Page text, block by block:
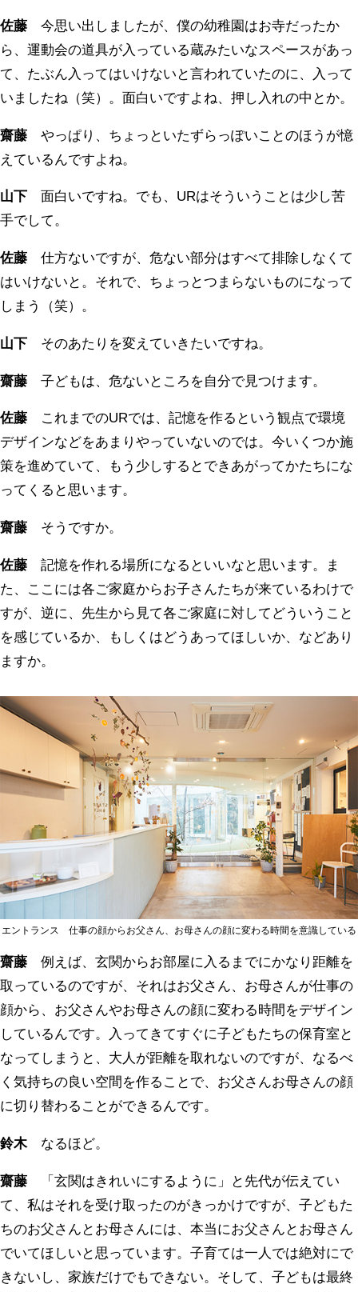
佐藤 今思い出しましたが、僕の幼稚園はお寺だったか
ら、運動会の道具が入っている蔵みたいなスペースがあっ
て、たぶん入ってはいけないと言われていたのに、入って
いましたね（笑）。面白いですよね、押し入れの中とか。
齋藤 やっぱり、ちょっといたずらっぽいことのほうが憶
えているんですよね。
山下 面白いですね。でも、URはそういうことは少し苦
手でして。
佐藤 仕方ないですが、危ない部分はすべて排除しなくて
はいけないと。それで、ちょっとつまらないものになって
しまう（笑）。
山下 そのあたりを変えていきたいですね。
齋藤 子どもは、危ないところを自分で見つけます。
佐藤 これまでのURでは、記憶を作るという観点で環境
デザインなどをあまりやっていないのでは。今いくつか施
策を進めていて、もう少しするとできあがってかたちにな
ってくると思います。
齋藤 そうですか。
佐藤 記憶を作れる場所になるといいなと思います。ま
た、ここには各ご家庭からお子さんたちが来ているわけで
すが、逆に、先生から見て各ご家庭に対してどういうこと
を感じているか、もしくはどうあってほしいか、などあり
ますか。
エントランス 仕事の顔からお父さん、お母さんの顔に変わる時間を意識している
齋藤 例えば、玄関からお部屋に入るまでにかなり距離を
取っているのですが、それはお父さん、お母さんが仕事の
顔から、お父さんやお母さんの顔に変わる時間をデザイン
しているんです。入ってきてすぐに子どもたちの保育室と
なってしまうと、大人が距離を取れないのですが、なるべ
く気持ちの良い空間を作ることで、お父さんお母さんの顔
に切り替わることができるんです。
鈴木なるほど。
齋藤 「玄関はきれいにするように」と先代が伝えてい
て、私はそれを受け取ったのがきっかけですが、子どもた
ちのお父さんとお母さんには、本当にお父さんとお母さん
でいてほしいと思っています。子育ては一人では絶対にで
きないし、家族だけでもできない。そして、子どもは最終